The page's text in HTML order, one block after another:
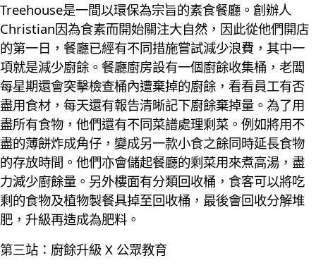
Treehouse是一間以環保為宗旨的素食餐廳。創辦人
Christian因為食素而開始關注大自然，因此從他們開店
的第一日，餐廳已經有不同措施嘗試減少浪費，其中一
項就是減少廚餘。餐廳廚房設有一個廚餘收集桶，老闆
每星期還會突擊檢查桶內遭棄掉的廚餘，看看員工有否
盡用食材，每天還有報告清晰記下廚餘棄掉量。為了用
盡所有食物，他們還有不同菜譜處理剩菜。例如將用不
盡的薄餅炸成角仔，變成另一款小食之餘同時延長食物
的存放時間。他們亦會儲起餐廳的剩菜用來煮高湯，盡
力減少廚餘量。另外樓面有分類回收桶，食客可以將吃
剩的食物及植物製餐具掉至回收桶，最後會回收分解堆
肥，升級再造成為肥料。
第三站：廚餘升級 X 公眾教育